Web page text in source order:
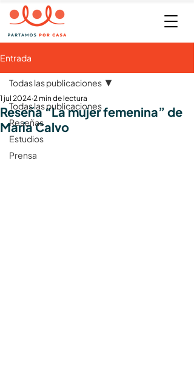
Entrada
Todas las publicaciones
Reseñas
Estudios
Prensa
Todas las publicaciones
Reseña “La mujer femenina” de
María Calvo
1 jul 2024 2 min de lectura